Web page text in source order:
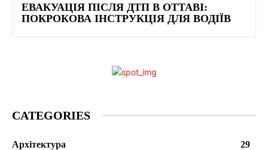
ЕВАКУАЦІЯ ПІСЛЯ ДТП В ОТТАВІ:
ПОКРОКОВА ІНСТРУКЦІЯ ДЛЯ ВОДІЇВ
CATEGORIES
Архітектура
29